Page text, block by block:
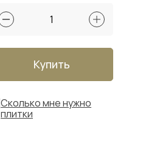
Купить
Сколько мне нужно
плитки